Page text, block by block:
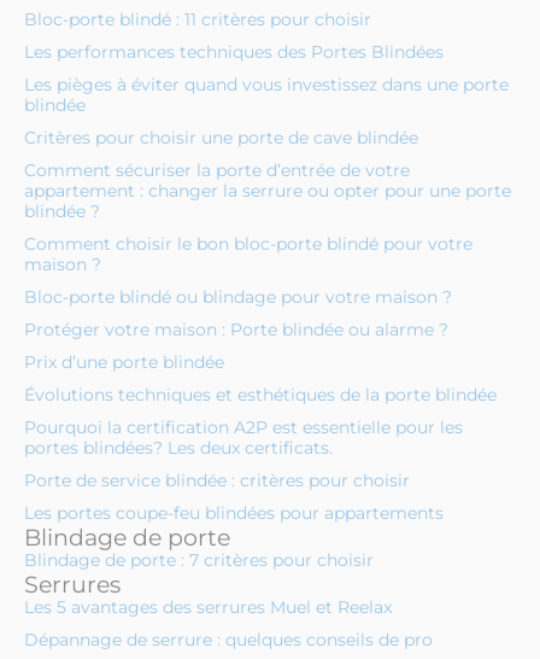
Bloc-porte blindé : 11 critères pour choisir
Les performances techniques des Portes Blindées
Les pièges à éviter quand vous investissez dans une porte
blindée
Critères pour choisir une porte de cave blindée
Comment sécuriser la porte d’entrée de votre
appartement : changer la serrure ou opter pour une porte
blindée ?
Comment choisir le bon bloc-porte blindé pour votre
maison ?
Bloc-porte blindé ou blindage pour votre maison ?
Protéger votre maison : Porte blindée ou alarme ?
Prix d’une porte blindée
Évolutions techniques et esthétiques de la porte blindée
Pourquoi la certification A2P est essentielle pour les
portes blindées? Les deux certificats.
Porte de service blindée : critères pour choisir
Les portes coupe-feu blindées pour appartements
Blindage de porte
Blindage de porte : 7 critères pour choisir
Serrures
Les 5 avantages des serrures Muel et Reelax
Dépannage de serrure : quelques conseils de pro